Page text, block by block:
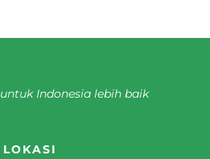
untuk Indonesia lebih baik
LOKASI